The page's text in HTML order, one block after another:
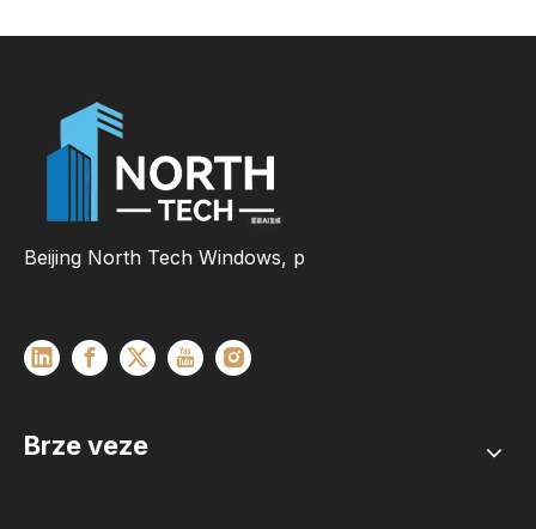
Beijing North Tech Windows, p
Brze veze